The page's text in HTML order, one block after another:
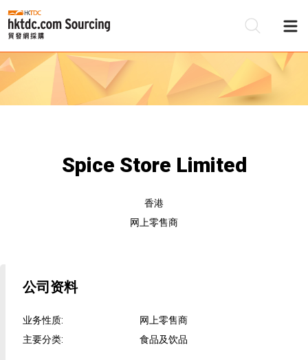
Spice Store Limited
香港
网上零售商
公司资料
业务性质:
网上零售商
主要分类: 食品及饮品